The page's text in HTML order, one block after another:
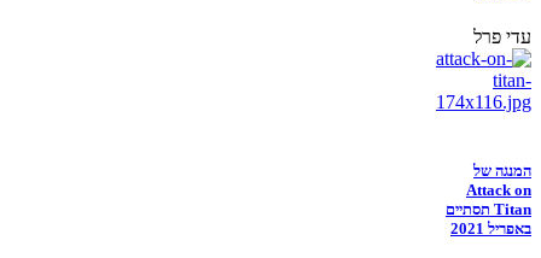
עדי פרל
המנגה של
Attack on
Titan תסתיים
באפריל 2021